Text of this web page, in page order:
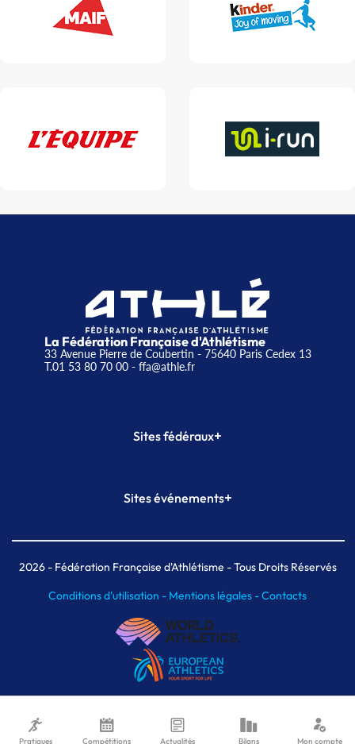
La Fédération Française d'Athlétisme
33 Avenue Pierre de Coubertin - 75640 Paris Cedex 13
T.01 53 80 70 00- ffa@athle.fr
Sites fédéraux+
Plateforme Formation
Sites événements+
Meeting de Paris indoor
MAIF Ekiden de Paris
2026- Fédération Française d'Athlétisme - Tous Droits Réservés
Conditions d'utilisation - Mentions légales -Contacts
Pratiques Compétitions Actualités Bilans Mon compte